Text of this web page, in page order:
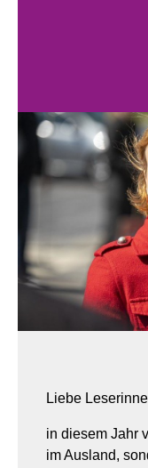
Liebe
in diesem Jahr
im Ausland,